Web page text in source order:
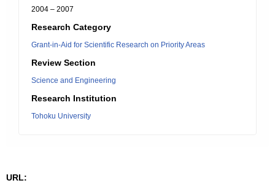
2004 – 2007
Research Category
Grant-in-Aid for Scientific Research on Priority Areas
Review Section
Science and Engineering
Research Institution
Tohoku University
URL: